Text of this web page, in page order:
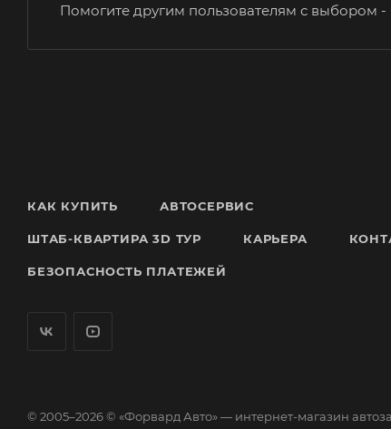
Помогите другим пользователям с выбором
КАК КУПИТЬ АВТОСЕРВИС
ШТАБ-КВАРТИРА 3D ТУР КАРЬЕРА
БЕЗОПАСНОСТЬ ПЛАТЕЖЕЙ
© 2005–2026 © «Форвард Авто» — интернет-магазин